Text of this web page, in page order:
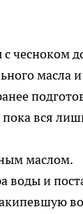
масла
вся
воды и